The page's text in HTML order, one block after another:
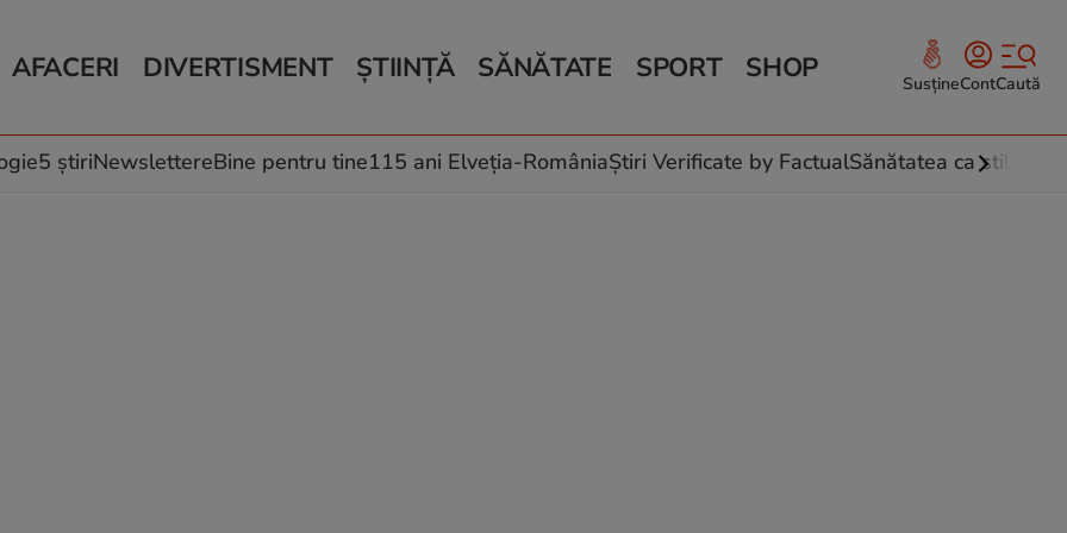
AFACERI
Auto
Locuri de muncă
DIVERTISMENT
Horoscop
Muzică și Filme
ȘTIINȚĂ
Schimbări climatice
SĂNĂTATE
Relații
Rețete culinare
SPORT SHOP SusțineContCaută
5 știriNewslettereBine pentru tine115 ani Elveția-RomâniaȘtiri Verificate by FactualSănătatea ca stil de